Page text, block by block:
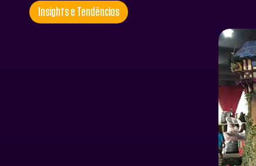
Insights e Tendências